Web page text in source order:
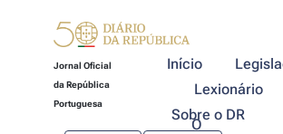
Jornal Oficial
da República
Portuguesa
Início
Lexionário
Sobre o DR
O